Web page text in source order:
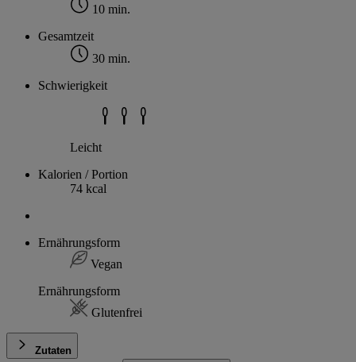
10 min.
Gesamtzeit
30 min.
Schwierigkeit
Leicht
Kalorien / Portion
74 kcal
Ernährungsform
Vegan
Ernährungsform
Glutenfrei
Zutaten